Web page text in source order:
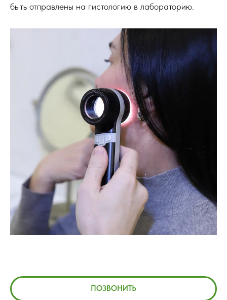
быть отправлены на гистологию в лабораторию.
ПОЗВОНИТЬ